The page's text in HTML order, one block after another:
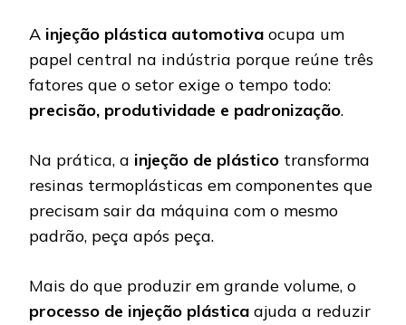
A injeção plástica automotiva ocupa um
papel central na indústria porque reúne três
fatores que o setor exige o tempo todo:
precisão, produtividade e padronização.
Na prática, a injeção de plástico transforma
resinas termoplásticas em componentes que
precisam sair da máquina com o mesmo
padrão, peça após peça.
Mais do que produzir em grande volume, o
processo de injeção plástica ajuda a reduzir